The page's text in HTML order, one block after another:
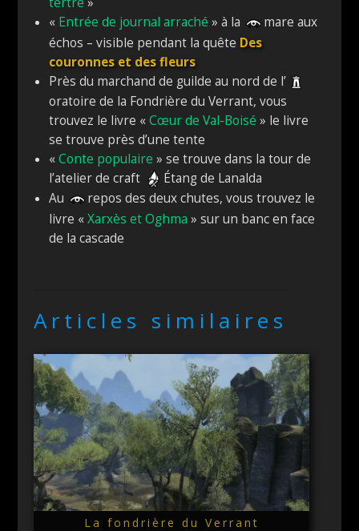
« Entrée de journal arraché » à la
mare aux
échos – visible pendant la quête Des
couronnes et des fleurs
Près du marchand de guilde au nord de l’
oratoire de la Fondrière du Verrant, vous
trouvez le livre «Cœur de Val-Boisé » le livre
se trouve près d’une tente
«Conte populaire » se trouve dans la tour de
l’atelier de craft
Étang de Lanalda
Au
repos des deux chutes, vous trouvez le
livre «Xarxès et Oghma » sur un banc en face
de la cascade
Articles similaires
La fondrière du Verrant